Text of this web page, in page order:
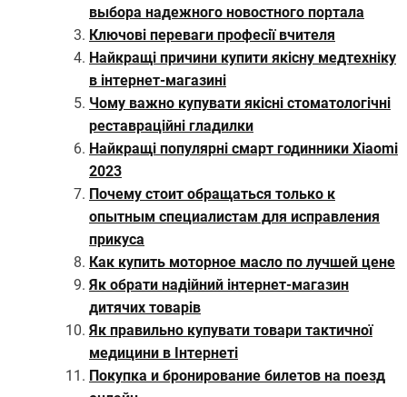
выбора надежного новостного портала
Ключові переваги професії вчителя
Найкращі причини купити якісну медтехніку
в інтернет-магазині
Чому важно купувати якісні стоматологічні
реставраційні гладилки
Найкращі популярні смарт годинники Xiaomi
2023
Почему стоит обращаться только к
опытным специалистам для исправления
прикуса
Как купить моторное масло по лучшей цене
Як обрати надійний інтернет-магазин
дитячих товарів
Як правильно купувати товари тактичної
медицини в Інтернеті
Покупка и бронирование билетов на поезд